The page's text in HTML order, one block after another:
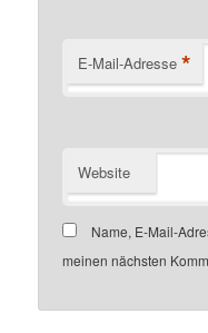
E-Mail-Adresse *
Website
Name, E-Mail-
meinen nächsten